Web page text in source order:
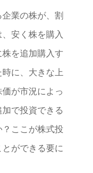
業の株が、割
安く株を購入
を追加購入す
に、大きな上
が市況によっ
で投資できる
ここが株式投
ができる要に